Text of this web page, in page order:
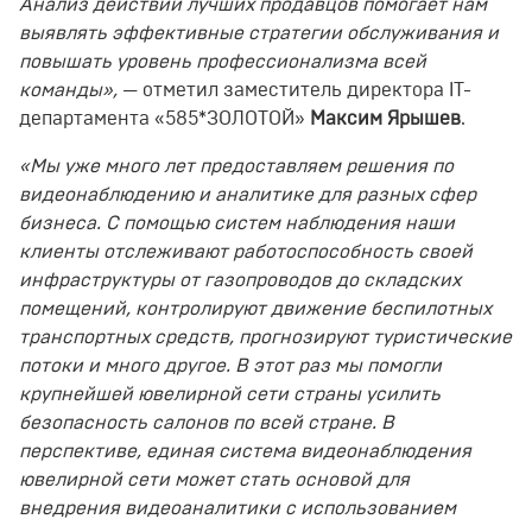
Анализ действий лучших продавцов помогает нам
выявлять эффективные стратегии обслуживания и
повышать уровень профессионализма всей
команды», — отметил заместитель директора IT -
департамента «585*ЗОЛОТОЙ» Максим Ярышев.
«Мы уже много лет предоставляем решения по
видеонаблюдению и аналитике для разных сфер
бизнеса. С помощью систем наблюдения наши
клиенты отслеживаютработоспособность своей
инфраструктуры от газопроводов до складских
помещений, контролируют движение беспилотных
транспортных средств, прогнозируют туристические
потоки и много другое. В этот раз мы помогли
крупнейшей ювелирной сети страны усилить
безопасность салонов по всей стране. В
перспективе, единая система видеонаблюдения
ювелирной сети может стать основой для
внедрения видеоаналитики с использованием